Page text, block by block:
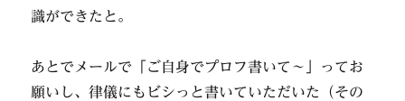
識ができたと。
あとでメールで「ご自身でプロフ書いて～」ってお
願いし、律儀にもビシっと書いていただいた（その